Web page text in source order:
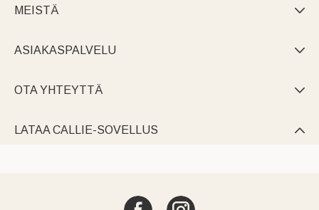
MEISTÄ 
ASIAKASPALVELU 
OTA YHTEYTTÄ 
LATAA CALLIE-SOVELLUS 